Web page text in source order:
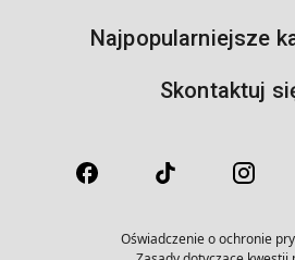
Najpopularniejsze
Skontaktuj
Oświadczenie o ochronie